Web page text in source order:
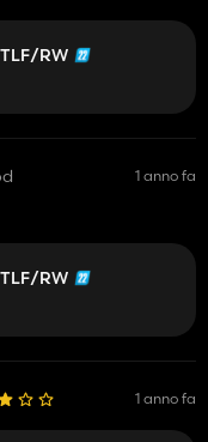
RW
1 anno fa
RW
1 anno fa